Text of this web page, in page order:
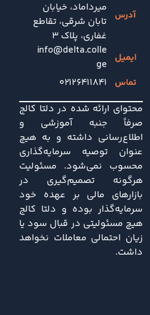
میرداماد، خیابان
تابان شرقی، تقاطع
غفاری، پلاک 3
info@delta.colle
ge
۰۲۱۲۶۴۱۱۸۴۱
محتوای ارائه شده در دلتا کالج
صرفاً جنبه آموزشی و
اطلاع‌رسانی داشته و به هیچ
عنوان توصیه سرمایه‌گذاری
محسوب نمی‌شود. مسئولیت
هرگونه تصمیم‌گیری در
بازارهای مالی بر عهده خود
سرمایه‌گذار بوده و دلتا کالج
هیچ مسئولیتی در قبال سود یا
زیان احتمالی معاملات نخواهد
داشت.